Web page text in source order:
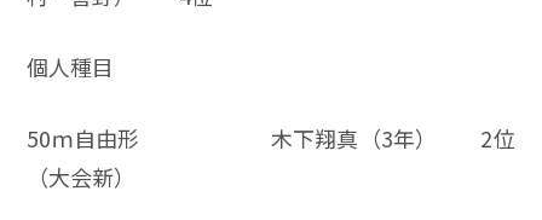
個人種目
50ｍ自由形 木下翔真（3年） 2位
（大会新）